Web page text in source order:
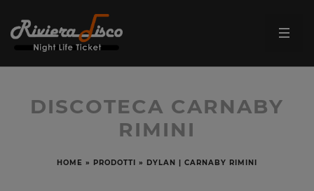
DISCOTECA CARNABY
RIMINI
HOME » PRODOTTI » DYLAN | CARNABY RIMINI